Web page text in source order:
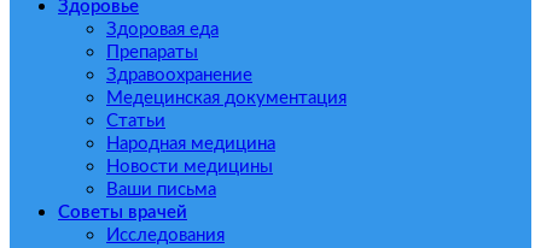
Здоровье
Здоровая еда
Препараты
Здравоохранение
Медецинская документация
Статьи
Народная медицина
Новости медицины
Ваши письма
Советы врачей
Исследования